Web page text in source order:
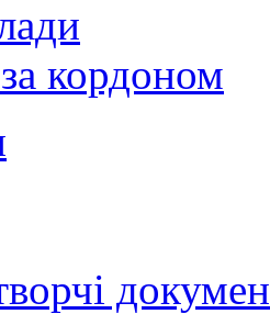
кордоном